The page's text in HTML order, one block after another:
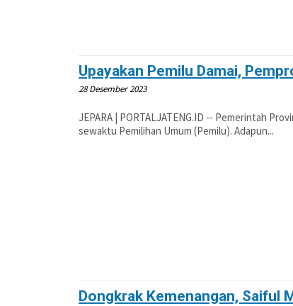
Upayakan Pemilu Damai,
28 Desember 2023
JEPARA | PORTALJATENG.ID -- Pemerintah
sewaktu Pemilihan Umum (Pemilu). Adapun...
Dongkrak Kemenangan, Saiful